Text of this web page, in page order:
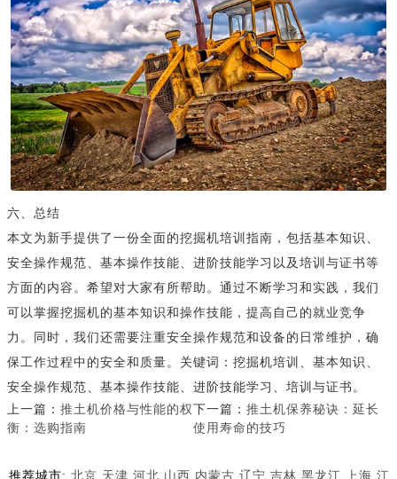
六、总结
本文为新手提供了一份全面的挖掘机培训指南，包括基本知识、
安全操作规范、基本操作技能、进阶技能学习以及培训与证书等
方面的内容。希望对大家有所帮助。通过不断学习和实践，我们
可以掌握挖掘机的基本知识和操作技能，提高自己的就业竞争
力。同时，我们还需要注重安全操作规范和设备的日常维护，确
保工作过程中的安全和质量。关键词：挖掘机培训、基本知识、
安全操作规范、基本操作技能、进阶技能学习、培训与证书。
上一篇： 推土机价格与性能的权
衡：选购指南
下一篇： 推土机保养秘诀：延长
使用寿命的技巧
推荐城市: 北京 天津 河北 山西 内蒙古 辽宁 吉林 黑龙江 上海 江